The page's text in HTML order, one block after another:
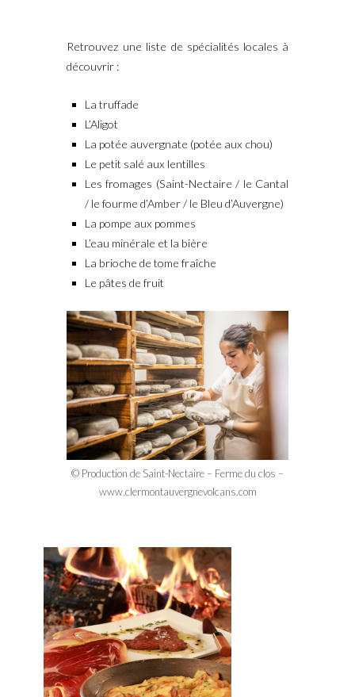
Retrouvez une liste de spécialités locales à
découvrir :
La truffade
L’Aligot
La potée auvergnate (potée aux chou)
Le petit salé aux lentilles
Les fromages (Saint-Nectaire / le Cantal
/ le fourme d’Amber / le Bleu d’Auvergne)
La pompe aux pommes
L’eau minérale et la bière
La brioche de tome fraîche
Le pâtes de fruit
© Production de Saint-Nectaire – Ferme du clos –
www.clermontauvergnevolcans.com